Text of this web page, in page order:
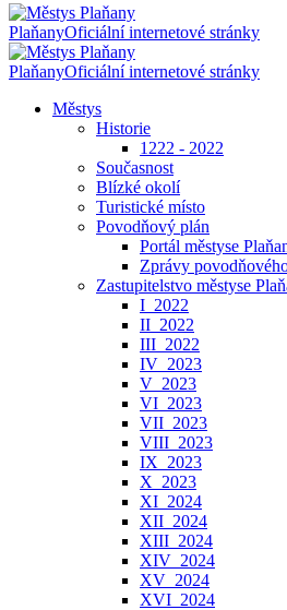
PlaňanyOficiální internetové stránky
PlaňanyOficiální internetové stránky
Městys
Historie
1222 - 2022
Současnost
Blízké okolí
Turistické místo
Povodňový plán
Portál městyse
Zprávy
Zastupitelstvo městyse
I_2022
II_2022
III_2022
IV_2023
V_2023
VI_2023
VII_2023
VIII_2023
IX_2023
X_2023
XI_2024
XII_2024
XIII_2024
XIV_2024
XV_2024
XVI_2024